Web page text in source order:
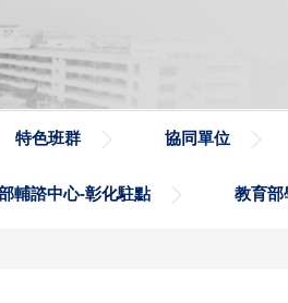
特色班群 協同單位
輔諮中心-彰化駐點 教育部